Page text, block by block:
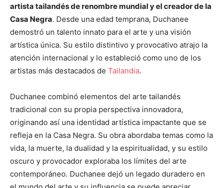
artista tailandés de renombre mundial y el creador de la
Casa Negra. Desde una edad temprana, Duchanee
demostró un talento innato para el arte y una visión
artística única. Su estilo distintivo y provocativo atrajo la
atención internacional y lo estableció como uno de los
artistas más destacados de Tailandia.
Duchanee combinó elementos del arte tailandés
tradicional con su propia perspectiva innovadora,
originando así una identidad artística impactante que se
refleja en la Casa Negra. Su obra abordaba temas como la
vida, la muerte, la dualidad y la espiritualidad, y su estilo
oscuro y provocador exploraba los límites del arte
contemporáneo. Duchanee dejó un legado duradero en